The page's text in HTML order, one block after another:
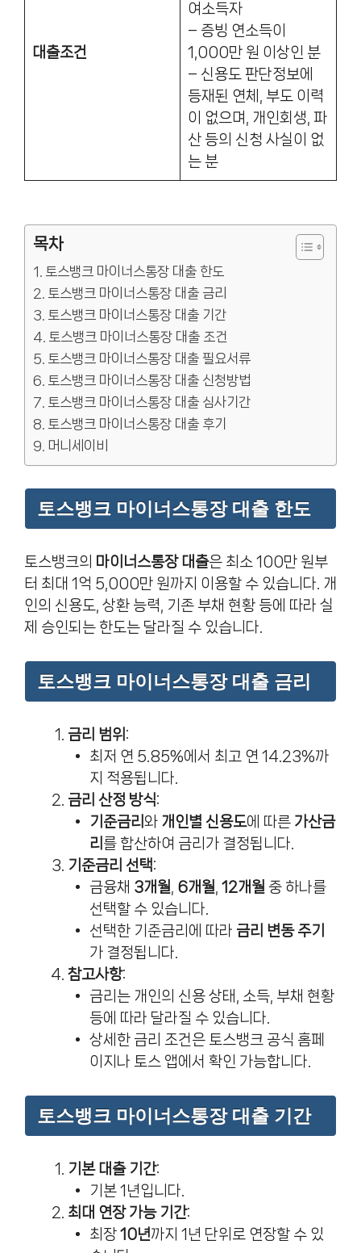
대출조건
여소득자
– 증빙 연소득이
1,000만 원 이상인 분
– 신용도 판단정보에
등재된 연체, 부도 이력
이 없으며, 개인회생, 파
산 등의 신청 사실이 없
는 분
목차
토스뱅크 마이너스통장 대출 한도
토스뱅크 마이너스통장 대출 금리
토스뱅크 마이너스통장 대출 기간
토스뱅크 마이너스통장 대출 조건
토스뱅크 마이너스통장 대출 필요서류
토스뱅크 마이너스통장 대출 신청방법
토스뱅크 마이너스통장 대출 심사기간
토스뱅크 마이너스통장 대출 후기
머니세이비
토스뱅크 마이너스통장 대출 한도
토스뱅크의 마이너스통장 대출은 최소 100만 원부
터 최대 1억 5,000만 원까지 이용할 수 있습니다. 개
인의 신용도, 상환 능력, 기존 부채 현황 등에 따라 실
제 승인되는 한도는 달라질 수 있습니다.
토스뱅크 마이너스통장 대출 금리
금리 범위 :
최저 연 5.85%에서 최고 연 14.23%까
지 적용됩니다.
금리 산정 방식:
기준금리 와 개인별 신용도에 따른 가산금
리 를 합산하여 금리가 결정됩니다.
기준금리 선택:
금융채 3개월 6개월 12개월 중 하나를
선택할 수 있습니다.
선택한 기준금리에 따라 금리 변동 주기
가 결정됩니다.
참고사항:
금리는 개인의 신용 상태, 소득, 부채 현황
등에 따라 달라질 수 있습니다.
상세한 금리 조건은 토스뱅크 공식 홈페
이지나 토스 앱에서 확인 가능합니다.
토스뱅크 마이너스통장 대출 기간
기본 대출 기간:
기본 1년입니다.
최대 연장 가능 기간:
최장 10년까지 1년 단위로 연장할 수 있